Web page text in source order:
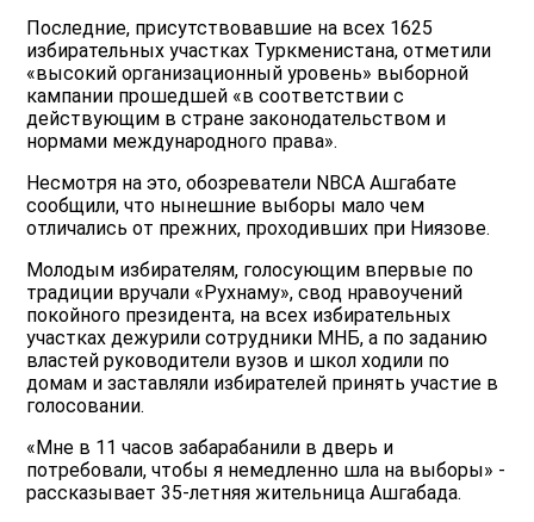
Последние, присутствовавшие на всех 1625
избирательных участках Туркменистана, отметили
«высокий организационный уровень» выборной
кампании прошедшей «в соответствии с
действующим в стране законодательством и
нормами международного права».
Несмотря на это, обозреватели NBCA Ашгабате
сообщили, что нынешние выборы мало чем
отличались от прежних, проходивших при Ниязове.
Молодым избирателям, голосующим впервые по
традиции вручали «Рухнаму», свод нравоучений
покойного президента, на всех избирательных
участках дежурили сотрудники МНБ, а по заданию
властей руководители вузов и школ ходили по
домам и заставляли избирателей принять участие в
голосовании.
«Мне в 11 часов забарабанили в дверь и
потребовали, чтобы я немедленно шла на выборы» -
рассказывает 35-летняя жительница Ашгабада.